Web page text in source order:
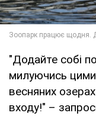
"Додайте собі
милуючись
весняних
входу!" –